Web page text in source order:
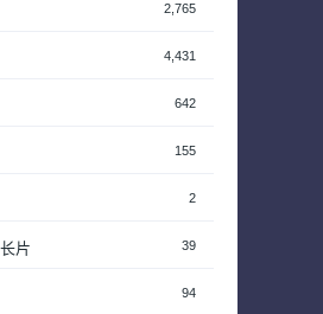
2,765
4,431
642
155
2
片 39
94